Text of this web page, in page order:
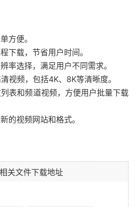
方便。
下载，节省用户时间。
率选择，满足用户不同需求。
视频，包括4K、8K等清晰度。
表和频道视频，方便用户批量下载
的视频网站和格式。
相关文件下载地址